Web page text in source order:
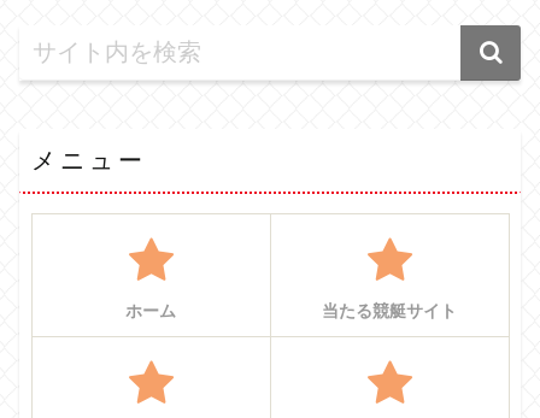
メニュー
ホーム 当たる競艇サイト